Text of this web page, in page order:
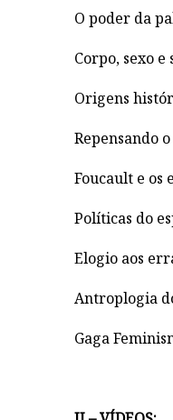
O poder da
Corpo, sexo
Origens
Repensando
Foucault e os
Políticas do
Elogio aos
Antroplogia
Gaga